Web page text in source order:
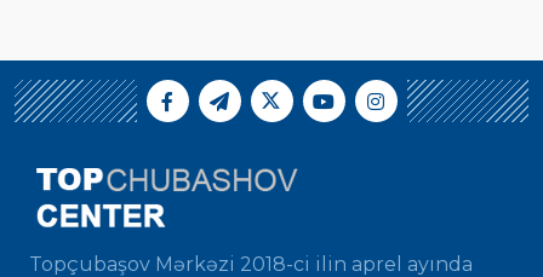
Topçubaşov Mərkəzi 2018-ci ilin aprel ayında